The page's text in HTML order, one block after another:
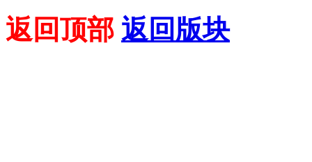
返回顶部 返回版块